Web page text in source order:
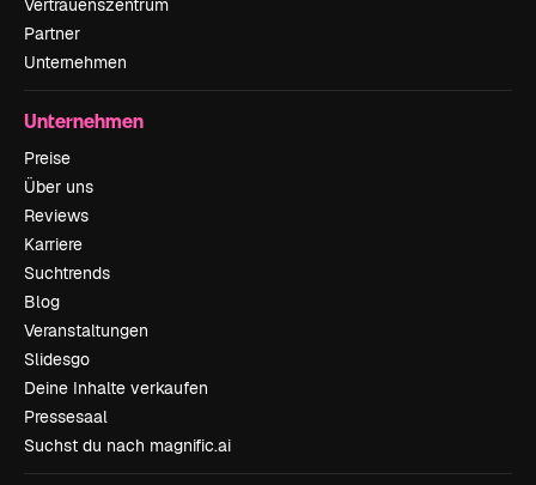
Vertrauenszentrum
Partner
Unternehmen
Unternehmen
Preise
Über uns
Reviews
Karriere
Suchtrends
Blog
Veranstaltungen
Slidesgo
Deine Inhalte verkaufen
Pressesaal
Suchst du nach magnific.ai